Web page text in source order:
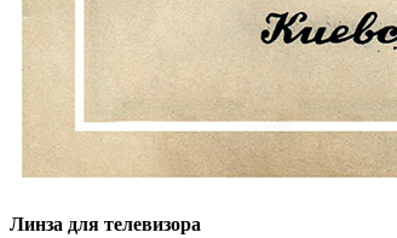
Линза для телевизора